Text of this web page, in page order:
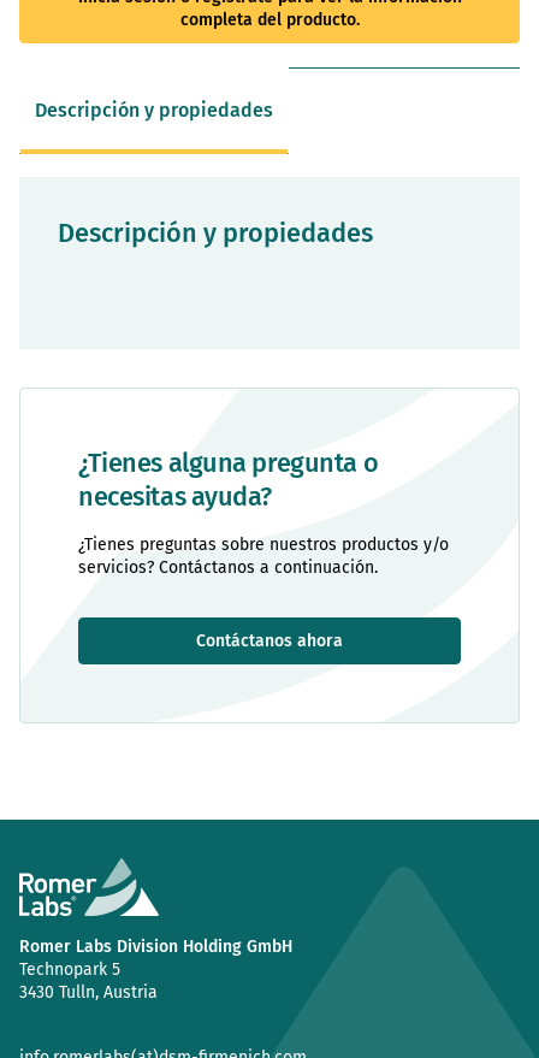
completa del producto.
¿Tienes alguna pregunta o
necesitas ayuda?
¿Tienes preguntas sobre nuestros productos y/o
servicios? Contáctanos a continuación.
Contáctanos ahora
Descripción y propiedades
Descripción y propiedades
Romer Labs Division Holding GmbH
Technopark 5
3430 Tulln, Austria